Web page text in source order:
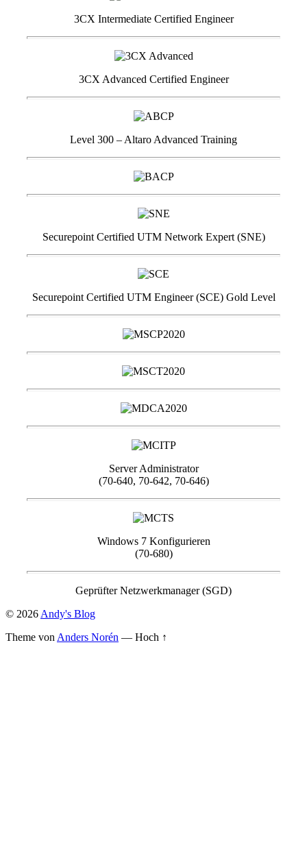
3CX Intermediate Certified Engineer
3CX Advanced Certified Engineer
Level 300 – Altaro Advanced Training
Securepoint Certified UTM Network Expert (SNE)
Securepoint Certified UTM Engineer (SCE) Gold Level
Server Administrator
(70-640, 70-642, 70-646)
Windows 7 Konfigurieren
(70-680)
Geprüfter Netzwerkmanager (SGD)
© 2026 Andy's Blog
Theme von Anders Norén — Hoch ↑